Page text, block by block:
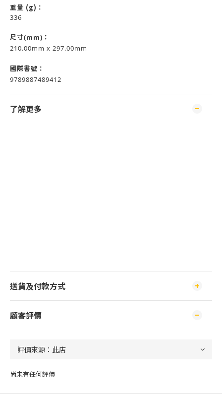
重量 (g)：
336
尺寸(mm)：
210.00mm x 297.00mm
國際書號：
9789887489412
了解更多
送貨及付款方式
顧客評價
尚未有任何評價